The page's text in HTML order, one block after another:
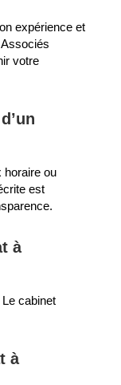
expérience et
votre
horaire ou
est
à
cabinet
à